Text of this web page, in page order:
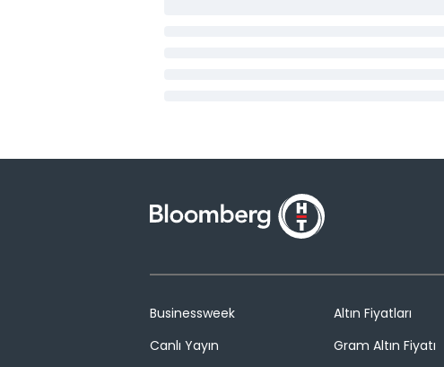
Businessweek
Canlı Yayın
Altın Fiyatları
Gram Altın Fiyatı